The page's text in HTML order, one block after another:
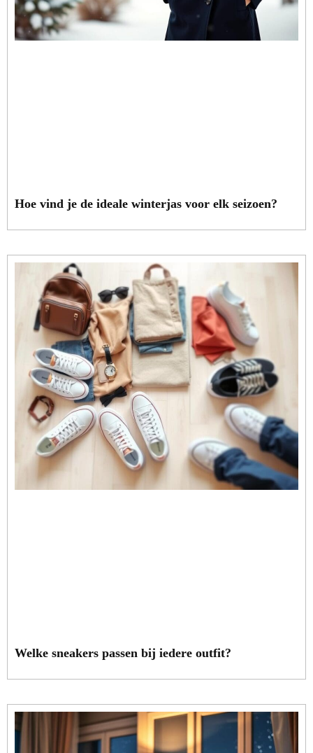
Hoe vind je de ideale winterjas voor elk seizoen?
Welke sneakers passen bij iedere outfit?